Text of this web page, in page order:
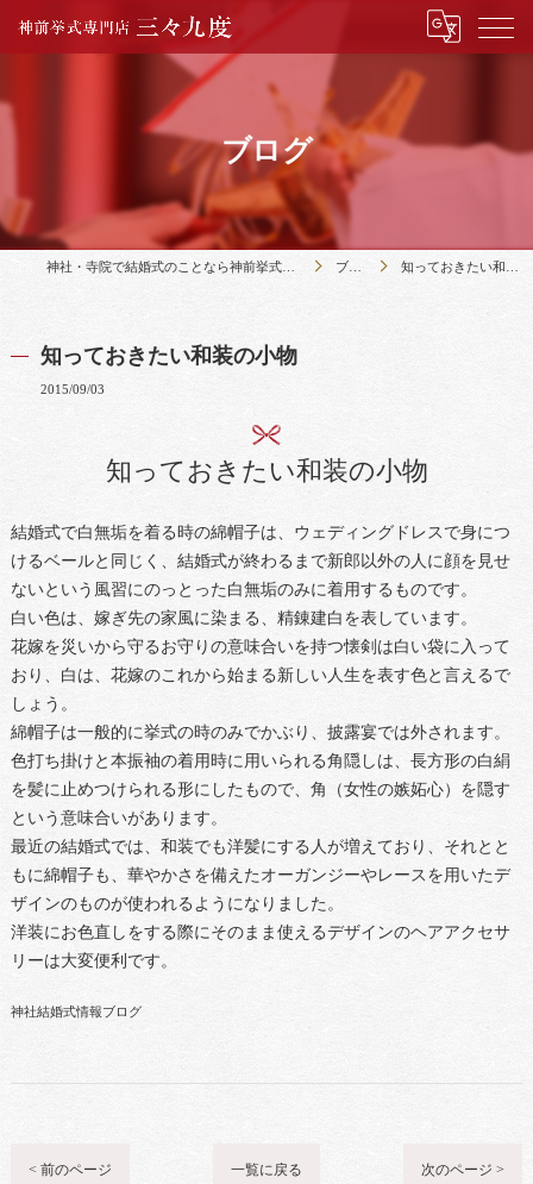
ブログ
神社・寺院で結婚式のことなら神前挙式専門店三々九度 ブログ 知っておきたい和装の小物
知っておきたい和装の小物
2015/09/03
知っておきたい和装の小物
結婚式で白無垢を着る時の綿帽子は、ウェディングドレスで身につ
けるベールと同じく、結婚式が終わるまで新郎以外の人に顔を見せ
ないという風習にのっとった白無垢のみに着用するものです。
白い色は、嫁ぎ先の家風に染まる、精錬建白を表しています。
花嫁を災いから守るお守りの意味合いを持つ懐剣は白い袋に入って
おり、白は、花嫁のこれから始まる新しい人生を表す色と言えるで
しょう。
綿帽子は一般的に挙式の時のみでかぶり、披露宴では外されます。
色打ち掛けと本振袖の着用時に用いられる角隠しは、長方形の白絹
を髪に止めつけられる形にしたもので、角（女性の嫉妬心）を隠す
という意味合いがあります。
最近の結婚式では、和装でも洋髪にする人が増えており、それとと
もに綿帽子も、華やかさを備えたオーガンジーやレースを用いたデ
ザインのものが使われるようになりました。
洋装にお色直しをする際にそのまま使えるデザインのヘアアクセサ
リーは大変便利です。
神社結婚式情報ブログ
< 前のページ 一覧に戻る 次のページ >